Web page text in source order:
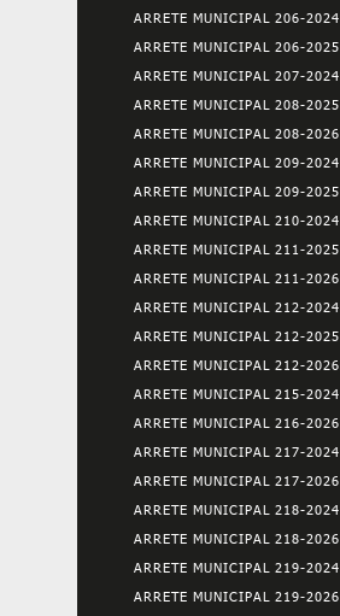
ARRETE MUNICIPAL 206-2024
ARRETE MUNICIPAL 206-2025
ARRETE MUNICIPAL 207-2024
ARRETE MUNICIPAL 208-2025
ARRETE MUNICIPAL 208-2026
ARRETE MUNICIPAL 209-2024
ARRETE MUNICIPAL 209-2025
ARRETE MUNICIPAL 210-2024
ARRETE MUNICIPAL 211-2025
ARRETE MUNICIPAL 211-2026
ARRETE MUNICIPAL 212-2024
ARRETE MUNICIPAL 212-2025
ARRETE MUNICIPAL 212-2026
ARRETE MUNICIPAL 215-2024
ARRETE MUNICIPAL 216-2026
ARRETE MUNICIPAL 217-2024
ARRETE MUNICIPAL 217-2026
ARRETE MUNICIPAL 218-2024
ARRETE MUNICIPAL 218-2026
ARRETE MUNICIPAL 219-2024
ARRETE MUNICIPAL 219-2026